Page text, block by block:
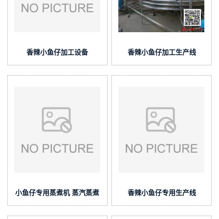
香辣小鱼仔加工设备 香辣小鱼仔加工生产线
小鱼仔专用蒸煮机 蒸汽蒸煮 香辣小鱼仔专用生产线